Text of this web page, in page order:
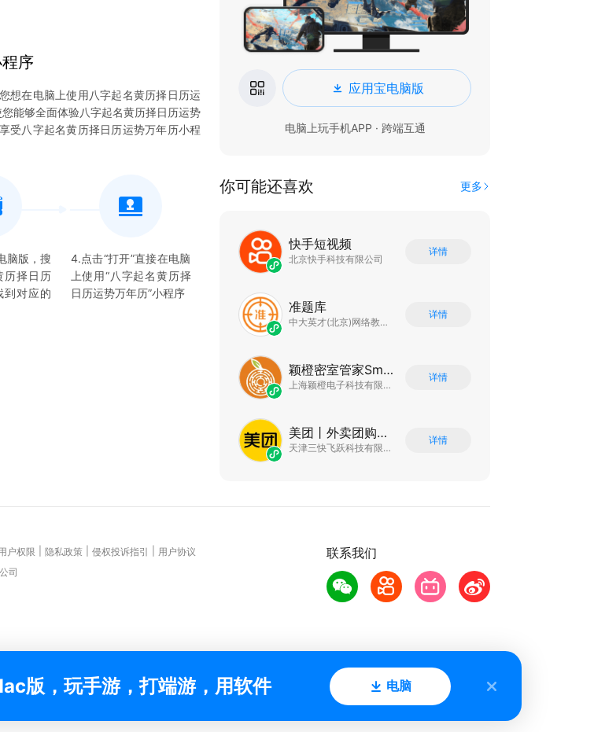
序
想在电脑上使用八字起名黄历择日历运
能够全面体验八字起名黄历择日历运势
受八字起名黄历择日历运势万年历小程
脑版，搜
历择日历
到对应的
4.点击“打开”直接在电脑
上使用“八字起名黄历择
日历运势万年历”小程序
应用宝电脑版
电脑上玩手机APP · 跨端互通
你可能还喜欢 更多
快手短视频
北京快手科技有限公司
详情
准题库
中大英才(北京)网络教育科技有限公司
详情
颖橙密室管家SmartOrange
上海颖橙电子科技有限公司
详情
美团丨外卖团购特价美食酒店电影
天津三快飞跃科技有限公司
详情
联系我们
户权限 隐私政策 侵权投诉指引
用户协议
司
版，玩手游，打端游，用软件 电脑